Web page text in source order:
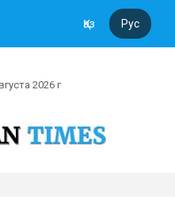
Қаз Рус
2026 г